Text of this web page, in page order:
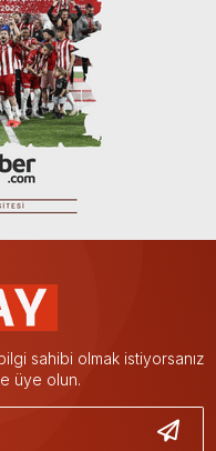
sahibi olmak istiyorsanız
üye olun.